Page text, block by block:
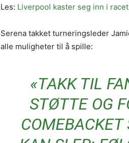
Les: Liverpool kaster seg inn i
Serena takket turneringsleder
alle muligheter til å spille:
«TAKK TIL
STØTTE OG